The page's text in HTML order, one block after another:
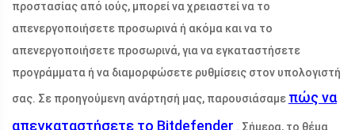
προστασίας από ιούς, μπορεί να χρειαστεί να το
απενεργοποιήσετε προσωρινά ή ακόμα και να το
απενεργοποιήσετε προσωρινά, για να εγκαταστήσετε
προγράμματα ή να διαμορφώσετε ρυθμίσεις στον υπολογιστή
σας. Σε προηγούμενη ανάρτησή μας, παρουσιάσαμε πώς να
απεγκαταστήσετε το Bitdefender . Σήμερα, το θέμα